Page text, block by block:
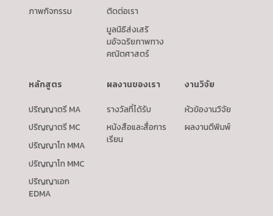
ภาพกิจกรรม
ติดต่อเรา
มูลนิธิส่งเสริ
มอัจฉริยภาพทาง
คณิตศาสตร์
หลักสูตร
ปริญญาตรี MA
ปริญญาตรี MC
ปริญญาโท MMA
ปริญญาโท MMC
ปริญญาเอก
EDMA
ผลงานของเรา
รางวัลที่ได้รับ
หนังสือและสื่อการ
เรียน
งานวิจัย
หัวข้องานวิจัย
ผลงานตีพิมพ์